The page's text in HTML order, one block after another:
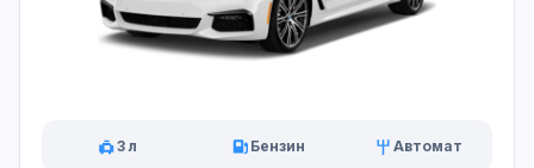
3 л Бензин Автомат